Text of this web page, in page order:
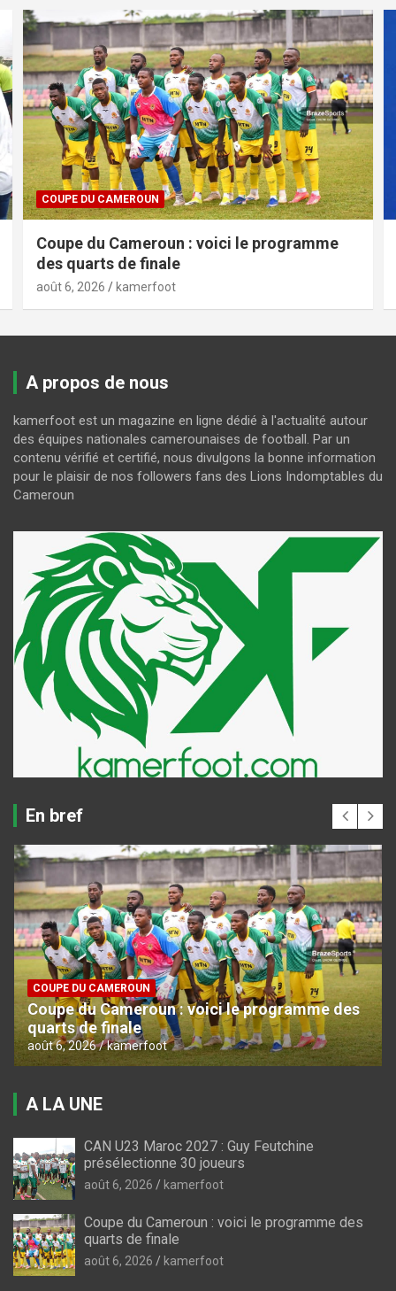
COUPE DU CAMEROUN
Coupe du Cameroun : voici le programme
des quarts de finale
août 6, 2026 kamerfoot
A propos de nous
kamerfoot est un magazine en ligne dédié à l'actualité autour
des équipes nationales camerounaises de football. Par un
contenu vérifié et certifié, nous divulgons la bonne information
pour le plaisir de nos followers fans des Lions Indomptables du
Cameroun
En bref
COUPE DU CAMEROUN
Coupe du Cameroun : voici le programme des
quarts de finale
août 6, 2026 kamerfoot
A LA UNE
CAN U23 Maroc 2027 : Guy Feutchine
présélectionne 30 joueurs
août 6, 2026 kamerfoot
Coupe du Cameroun : voici le programme des
quarts de finale
août 6, 2026 kamerfoot